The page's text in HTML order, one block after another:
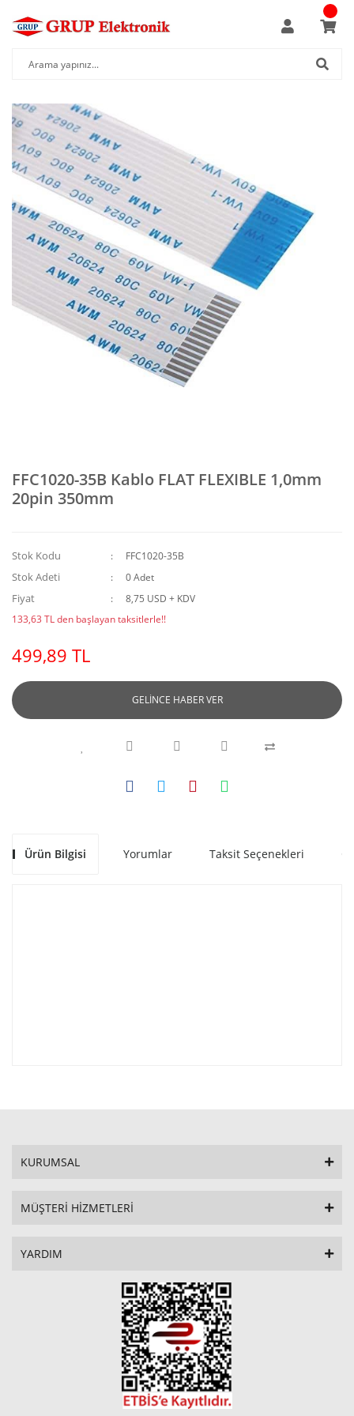
FFC1020-35B Kablo FLAT FLEXIBLE 1,0mm
20pin 350mm
Stok Kodu FFC1020-35B
Stok Adeti 0 Adet
Fiyat
8,75 USD + KDV
133,63 TL den başlayan taksitlerle!!
499,89 TL
GELİNCE HABER VER
Ürün Bilgisi Yorumlar Taksit Seçenekleri
KURUMSAL
MÜŞTERİ HİZMETLERİ
YARDIM